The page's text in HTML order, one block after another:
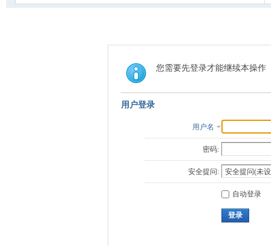
您需要先登录才能继续本操作
用户登录
用户名
密码:
安全提问:
自动登录
登录